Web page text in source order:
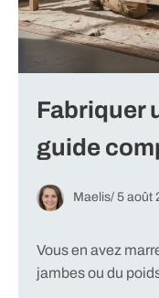
Fabriquer
guide
Maelis/ 5 août
Vous en avez
jambes ou du